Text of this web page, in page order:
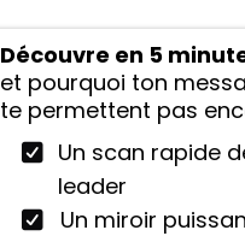
Découvre en 5
et pourquoi ton
te permettent pas
Un scan rapide
leader
Un miroir